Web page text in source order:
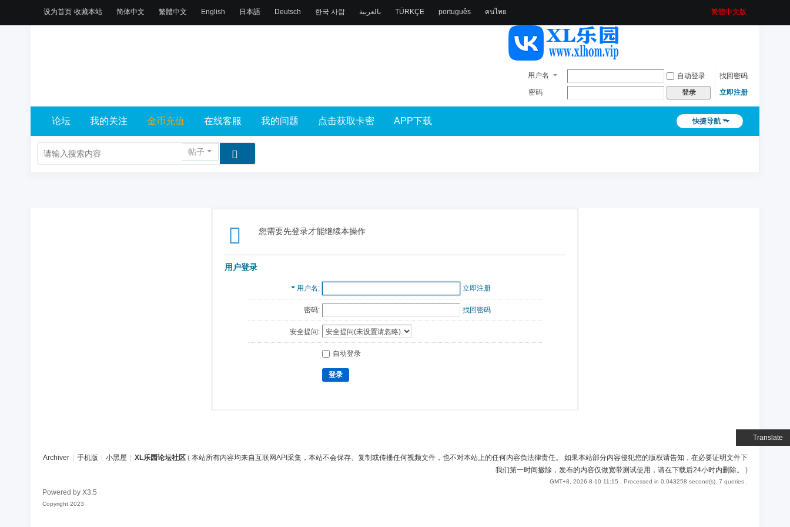
设为首页 收藏本站
Translate
简体中文 繁體中文 English 日本語 Deutsch 한국 사람 بالعربية TÜRKÇE português คนไทย 繁體中文版
用户名 自动登录
找回密码
密码
登录 立即注册
快捷导航
论坛 我的关注 金币充值 在线客服 我的问题 点击获取卡密 APP下载
帖子
您需要先登录才能继续本操作
用户登录
用户名 立即注册
密码: 找回密码
安全提问:
自动登录
登录
Archiver 手机版 小黑屋 XL乐园论坛社区 ( 本站所有内容均来自互联网API采集，本站不会保存、复制或传播任何视频文件，也不对本站上的任何内容负法律责任。 如果本站部分内容侵犯您的版权请告知，在必要证明文件下
我们第一时间撤除，发布的内容仅做宽带测试使用，请在下载后24小时内删除。
)
GMT+8, 2026-8-10 11:15 , Processed in 0.043258 second(s), 7 queries .
Powered by X3.5
Copyright 2023